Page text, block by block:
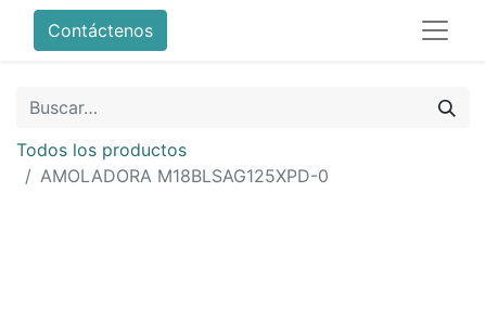
Contáctenos
Todos los productos
AMOLADORA M18BLSAG125XPD-0